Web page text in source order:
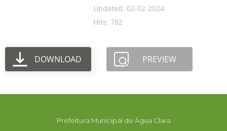
Updated: 02-02-2024
Hits: 782
DOWNLOAD PREVIEW
Prefeitura Municipal de Água Clara